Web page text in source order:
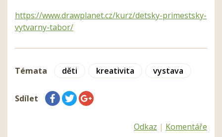
https://www.drawplanet.cz/kurz/detsky-primestsky-
vytvarny-tabor/
Témata děti kreativita vystava
Sdílet
Odkaz | Komentáře